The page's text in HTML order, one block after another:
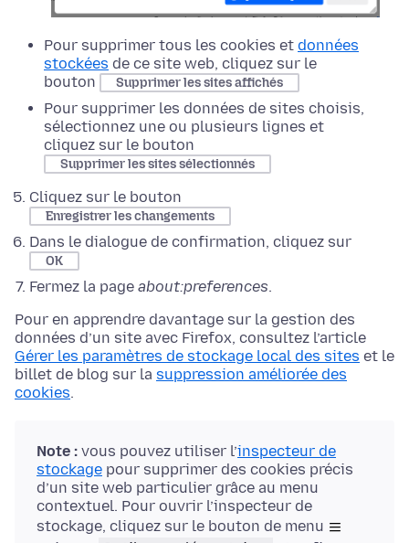
Pour supprimer tous les cookies et données
stockées de ce site web, cliquez sur le
bouton
Supprimer les sites affichés
Pour supprimer les données de sites choisis,
sélectionnez une ou plusieurs lignes et
cliquez sur le bouton
Supprimer les sites sélectionnés
Cliquez sur le bouton
Enregistrer les changements
Dans le dialogue de confirmation, cliquez sur
OK
Fermez la page about:preferences.
Pour en apprendre davantage sur la gestion des
données d’un site avec Firefox, consultez l’article
Gérer les paramètres de stockage local des sites et le
billet de blog sur la suppression améliorée des
cookies.
Note : vous pouvez utiliser l’inspecteur de
stockage pour supprimer des cookies précis
d’un site web particulier grâce au menu
contextuel. Pour ouvrir l’inspecteur de
stockage, cliquez sur le bouton de menu